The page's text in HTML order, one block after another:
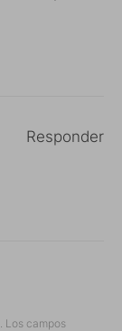
Responder
Los campos